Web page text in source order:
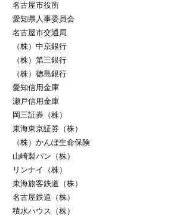
名古屋市役所
愛知県人事委員会
名古屋市交通局
（株）中京銀行
（株）第三銀行
（株）徳島銀行
愛知信用金庫
瀬戸信用金庫
岡三証券（株）
東海東京証券（株）
（株）かんぽ生命保険
山崎製パン（株）
リンナイ（株）
東海旅客鉄道（株）
名古屋鉄道（株）
積水ハウス（株）